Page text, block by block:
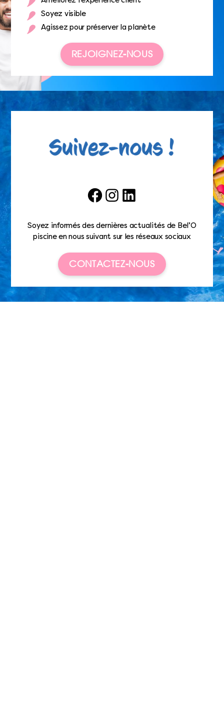
Soyez visible
Agissez pour préserver la planète
REJOIGNEZ-NOUS
FacebookInstagramLinkedIn
Soyez informés des dernières actualités de Bel’O
piscine en nous suivant sur les réseaux sociaux
CONTACTEZ-NOUS